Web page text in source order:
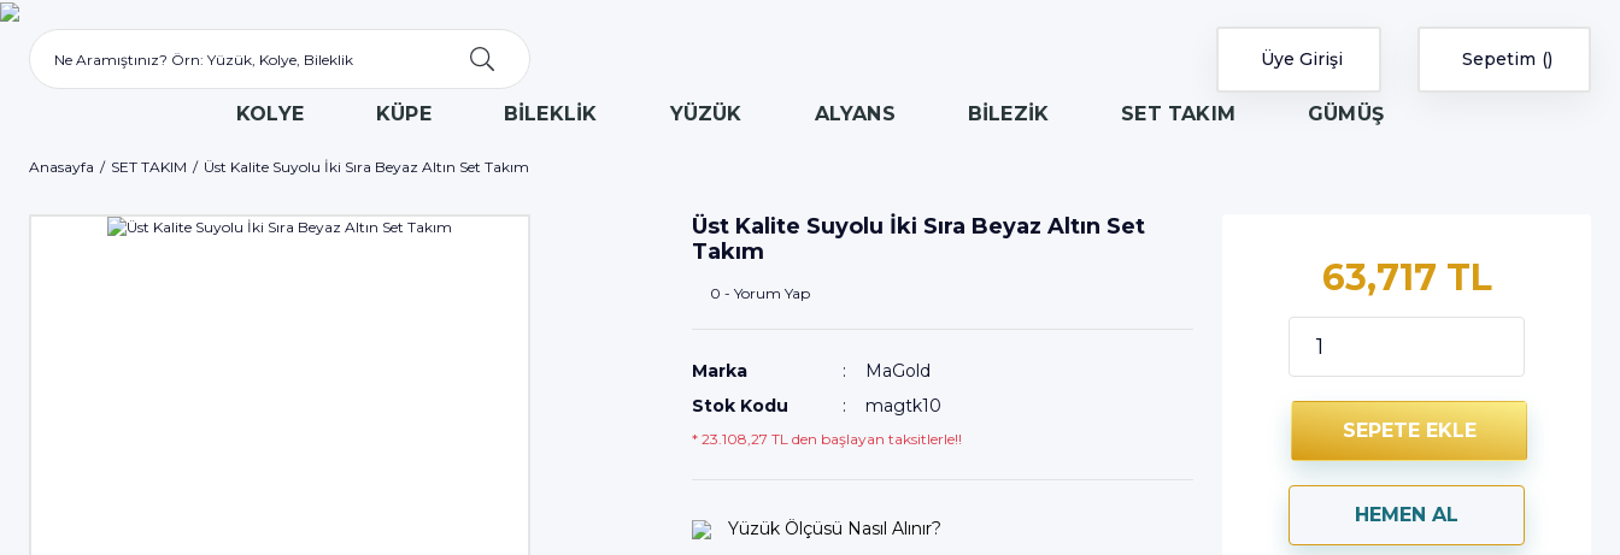
Üye Girişi Sepetim
KOLYE KÜPE BİLEKLİK YÜZÜK ALYANS BİLEZİK SET TAKIM GÜMÜŞ
Anasayfa SET TAKIM Üst Kalite Suyolu İki Sıra Beyaz Altın Set Takım
Üst Kalite Suyolu İki Sıra Beyaz Altın Set
Takım
0 - Yorum Yap
Marka
MaGold
Stok Kodu
magtk10
* 23.108,27 TL den başlayan taksitlerle!!
Yüzük Ölçüsü Nasıl Alınır?
63,717 TL
SEPETE EKLE
HEMEN AL